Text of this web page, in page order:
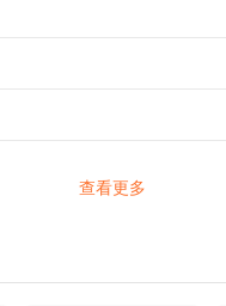
查看更多